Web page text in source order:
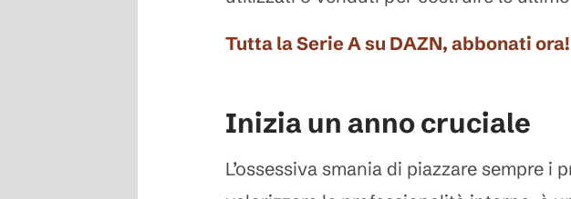
Tutta la Serie A su DAZN, abbonati ora!
Inizia un anno cruciale
L’ossessiva smania di piazzare sempre i